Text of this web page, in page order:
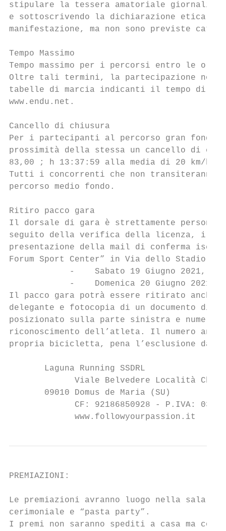
stipulare la tessera amatoriale
e sottoscrivendo la dichiarazione
manifestazione, ma non sono previste
Tempo Massimo
Tempo massimo per i percorsi entro le ore
Oltre tali termini, la partecipazione non
tabelle di marcia indicanti il tempo di
www.endu.net.
Cancello di chiusura
Per i partecipanti al percorso gran fondo
prossimità della stessa un cancello di
83,00 ; h 13:37:59 alla media di 20 km/h
Tutti i concorrenti che non
percorso medio fondo.
Ritiro pacco gara
Il dorsale di gara è strettamente
seguito della verifica della licenza, il
presentazione della mail di conferma
Forum Sport Center” in Via dello Stadio a
-    Sabato 19 Giugno 2021,
-    Domenica 20 Giugno 2021,
Il pacco gara potrà essere ritirato anche
delegante e fotocopia di un documento di
posizionato sulla parte sinistra e numero
riconoscimento dell’atleta. Il numero
propria bicicletta, pena l’esclusione
       Laguna Running SSDRL
             Viale Belvedere Località Chia
       09010 Domus de Maria (SU)
CF: 92186850928 - P.IVA:
www.followyourpassion.it
PREMIAZIONI:
Le premiazioni avranno luogo nella sala
cerimoniale e “pasta party”.
I premi non saranno spediti a casa ma